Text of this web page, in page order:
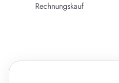
Rechnungskauf